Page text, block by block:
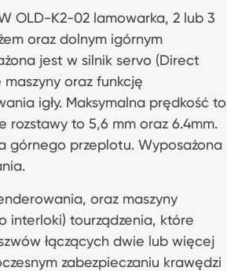
OLD-K2-02 lamowarka, 2 lub 3
oraz dolnym igórnym
jest w silnik servo (Direct
oraz funkcję
igły. Maksymalna prędkość to
to 5,6 mm oraz 6.4mm.
górnego przeplotu. Wyposażona
oraz maszyny
interloki) tourządzenia, które
łączących dwie lub więcej
zabezpieczaniu krawędzi